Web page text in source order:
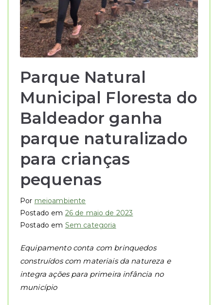
Parque Natural
Municipal Floresta do
Baldeador ganha
parque naturalizado
para crianças
pequenas
Por meioambiente
Postado em 26 de maio de 2023
Postado em Sem categoria
Equipamento conta com brinquedos
construídos com materiais da natureza e
integra ações para primeira infância no
município